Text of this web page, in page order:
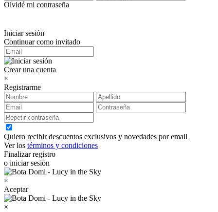
Olvidé mi contraseña
Iniciar sesión
Continuar como invitado
Crear una cuenta
×
Registrarme
Quiero recibir descuentos exclusivos y novedades por email
Ver los términos y condiciones
Finalizar registro
o iniciar sesión
×
Aceptar
×